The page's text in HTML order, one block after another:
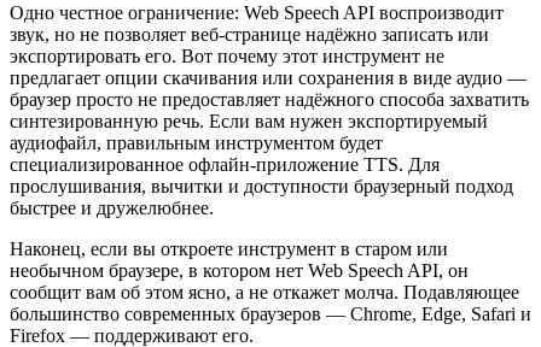
Одно честное ограничение: Web Speech API воспроизводит
звук, но не позволяет веб-странице надёжно записать или
экспортировать его. Вот почему этот инструмент не
предлагает опции скачивания или сохранения в виде аудио —
браузер просто не предоставляет надёжного способа захватить
синтезированную речь. Если вам нужен экспортируемый
аудиофайл, правильным инструментом будет
специализированное офлайн-приложение TTS. Для
прослушивания, вычитки и доступности браузерный подход
быстрее и дружелюбнее.
Наконец, если вы откроете инструмент в старом или
необычном браузере, в котором нет Web Speech API, он
сообщит вам об этом ясно, а не откажет молча. Подавляющее
большинство современных браузеров — Chrome, Edge, Safari и
Firefox — поддерживают его.